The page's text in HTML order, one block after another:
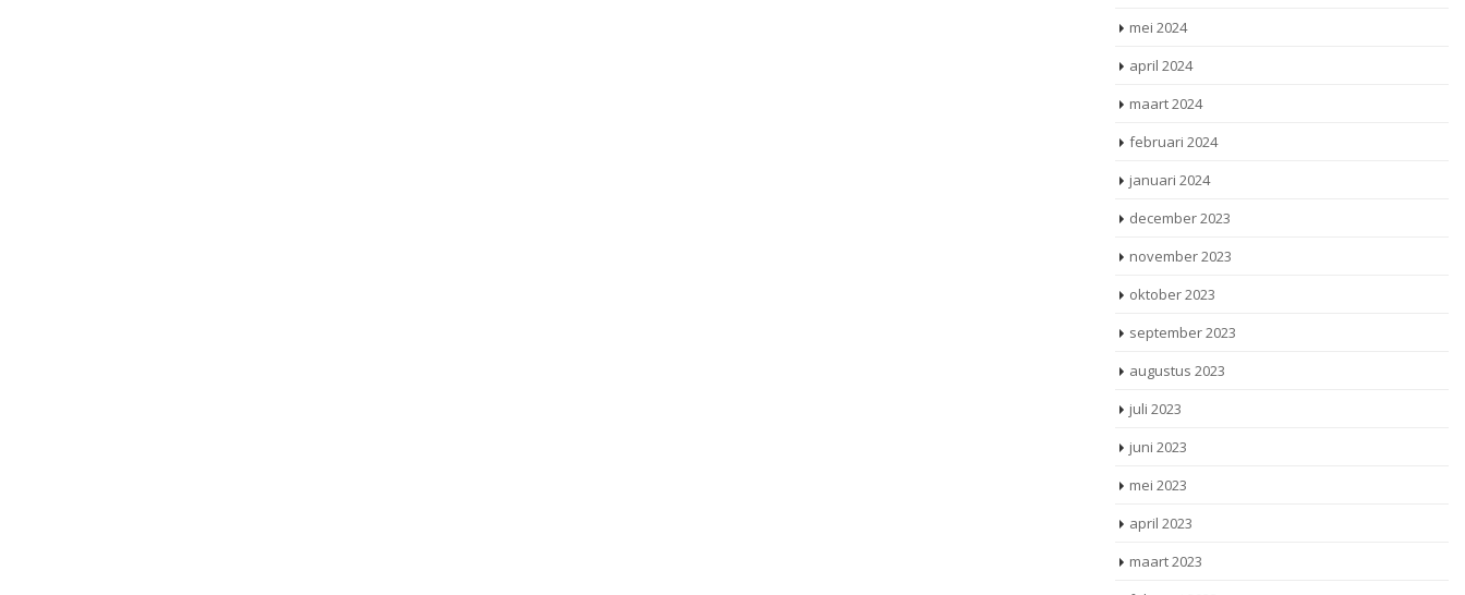
mei 2024
april 2024
maart 2024
februari 2024
januari 2024
december 2023
november 2023
oktober 2023
september 2023
augustus 2023
juli 2023
juni 2023
mei 2023
april 2023
maart 2023